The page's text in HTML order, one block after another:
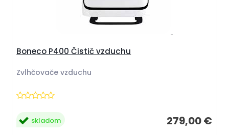
Boneco P400 Čistič vzduchu
Zvlhčovače vzduchu
279,00 €
skladom